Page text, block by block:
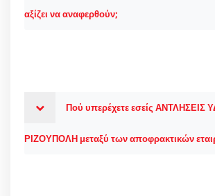
αξίζει να αναφερθούν;
Πού υπερέχετε εσείς ΑΝΤΛΗΣΕΙΣ
ΡΙΖΟΥΠΟΛΗ μεταξύ των αποφρακτικών